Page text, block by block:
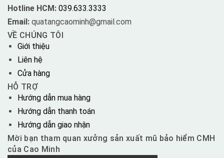
Hotline HCM: 039.633.3333
Email: quatangcaominh@gmail.com
VỀ CHÚNG TÔI
Giới thiệu
Liên hệ
Cửa hàng
HỖ TRỢ
Hướng dẫn mua hàng
Hướng dẫn thanh toán
Hướng dẫn giao nhận
Mời bạn tham quan xưởng sản xuất mũ bảo hiểm CMH
của Cao Minh